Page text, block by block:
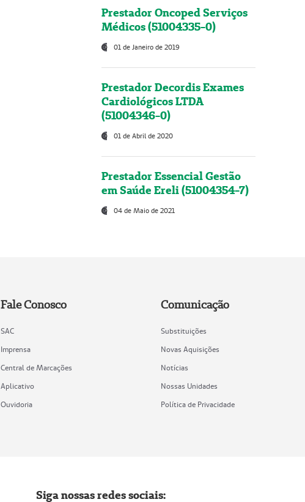
Prestador Oncoped Serviços
Médicos (51004335-0)
01 de Janeiro de 2019
Prestador Decordis Exames
Cardiológicos LTDA
(51004346-0)
01 de Abril de 2020
Prestador Essencial Gestão
em Saúde Ereli (51004354-7)
04 de Maio de 2021
Fale Conosco
SAC
Imprensa
Central de Marcações
Aplicativo
Ouvidoria
Comunicação
Substituições
Novas Aquisições
Notícias
Nossas Unidades
Política de Privacidade
Siga nossas redes sociais: